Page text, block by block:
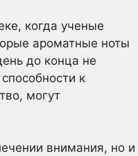
когда ученые
ароматные ноты
до конца не
к
могут
внимания, но и